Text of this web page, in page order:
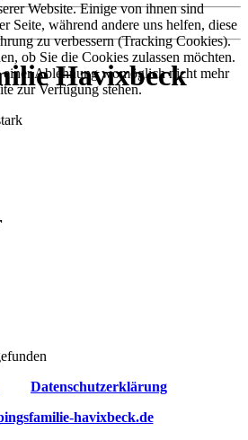
Havixbeck
Datenschutzerklärung
havixbeck.de
Website. Einige von ihnen sind
Seite, während andere uns helfen, diese
zu verbessern (Tracking Cookies).
ob Sie die Cookies zulassen möchten.
einer Ablehnung womöglich nicht mehr
zur Verfügung stehen.